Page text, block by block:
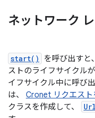
ネットワーク
start()
を呼び出すと
ストのライフサイクル
イフサイクル中に呼び
は、 Cronet リクエスト
クラスを作成して、